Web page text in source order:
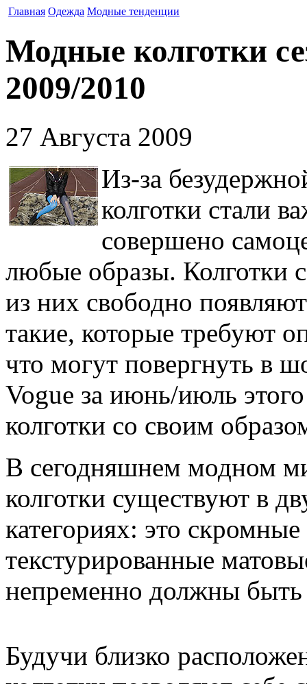
Главная Одежда Модные тенденции
Модные колготки
2009/2010
27 Августа 2009
Из-за
колготки стали
совершено
любые образы. Колготки
из них свободно
такие, которые требуют
что могут повергнуть в
Vogue за июнь/июль
колготки со своим
В сегодняшнем модном
колготки существуют в
категориях: это
текстурированные
непременно должны быть
Будучи близко